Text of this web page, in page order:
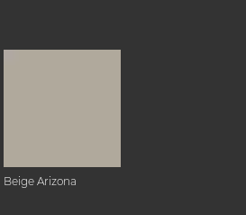
Beige Arizona